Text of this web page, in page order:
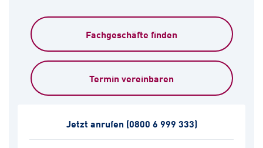
Fachgeschäfte finden
Termin vereinbaren
Jetzt anrufen (0800 6 999 333)